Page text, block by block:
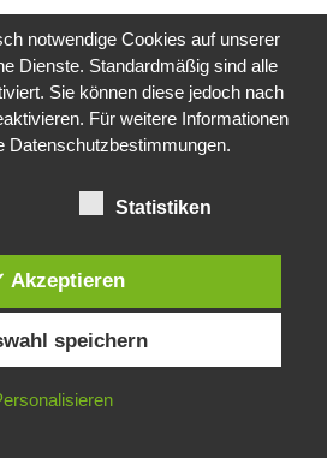
2020
das? -Mars „SOL 735“ Rover Curiosity
2015
Durch die weitere Nutzung dieser
von Cookies zu.
IN ORDNUNG
notwendige Cookies auf unserer
Dienste. Standardmäßig sind alle
Sie können diese jedoch nach
Für weitere Informationen
Datenschutzbestimmungen.
Statistiken
Akzeptieren
speichern